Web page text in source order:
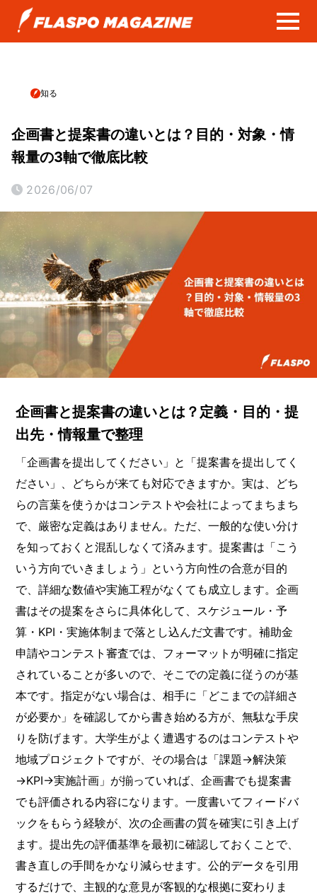
知る
企画書と提案書の違いとは？目的・対象・情
報量の3軸で徹底比較
2026/06/07
企画書と提案書の違いとは？定義・目的・提
出先・情報量で整理
「企画書を提出してください」と「提案書を提出してく
ださい」、どちらが来ても対応できますか。実は、どち
らの言葉を使うかはコンテストや会社によってまちまち
で、厳密な定義はありません。ただ、一般的な使い分け
を知っておくと混乱しなくて済みます。提案書は「こう
いう方向でいきましょう」という方向性の合意が目的
で、詳細な数値や実施工程がなくても成立します。企画
書はその提案をさらに具体化して、スケジュール・予
算・KPI・実施体制まで落とし込んだ文書です。補助金
申請やコンテスト審査では、フォーマットが明確に指定
されていることが多いので、そこでの定義に従うのが基
本です。指定がない場合は、相手に「どこまでの詳細さ
が必要か」を確認してから書き始める方が、無駄な手戻
りを防げます。大学生がよく遭遇するのはコンテストや
地域プロジェクトですが、その場合は「課題→解決策
→KPI→実施計画」が揃っていれば、企画書でも提案書
でも評価される内容になります。一度書いてフィードバ
ックをもらう経験が、次の企画書の質を確実に引き上げ
ます。提出先の評価基準を最初に確認しておくことで、
書き直しの手間をかなり減らせます。公的データを引用
するだけで、主観的な意見が客観的な根拠に変わりま